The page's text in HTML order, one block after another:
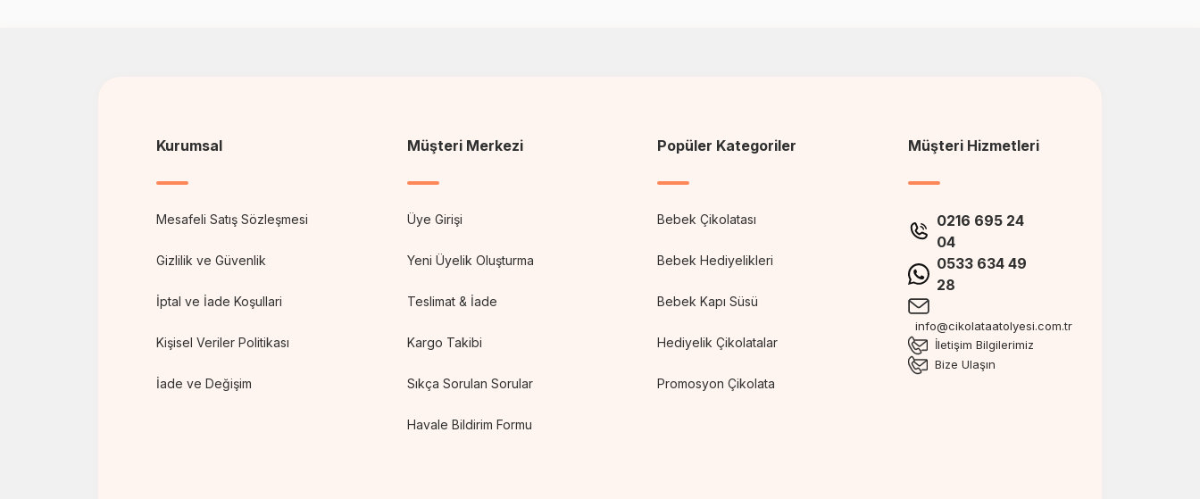
Kurumsal
Mesafeli Satış Sözleşmesi
Gizlilik ve Güvenlik
İptal ve İade Koşullari
Kişisel Veriler Politikası
İade ve Değişim
Müşteri Merkezi
Üye Girişi
Yeni Üyelik Oluşturma
Teslimat & İade
Kargo Takibi
Sıkça Sorulan Sorular
Havale Bildirim Formu
Popüler Kategoriler
Bebek Çikolatası
Bebek Hediyelikleri
Bebek Kapı Süsü
Hediyelik Çikolatalar
Promosyon Çikolata
Müşteri Hizmetleri
0216 695 24
04
0533 634 49
28
info@cikolataatolyesi.com.tr
İletişim Bilgilerimiz
Bize Ulaşın